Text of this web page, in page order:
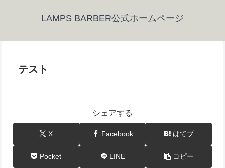
LAMPS BARBER公式ホームページ
テスト
シェアする
X Facebook はてブ
Pocket LINE コピー